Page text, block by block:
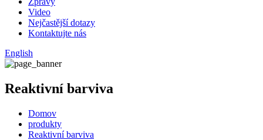
Video
Nejčastější dotazy
Kontaktujte nás
English
Reaktivní barviva
Domov
produkty
Reaktivní barviva